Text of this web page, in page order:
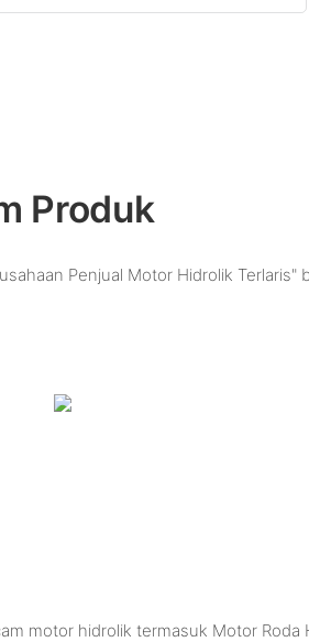
Produk
Penjual Motor Hidrolik Terlaris"
motor hidrolik termasuk Motor Roda